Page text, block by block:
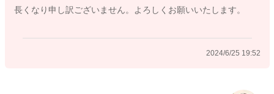
長くなり申し訳ございません。よろしくお願いいたします。
2024/6/25 19:52